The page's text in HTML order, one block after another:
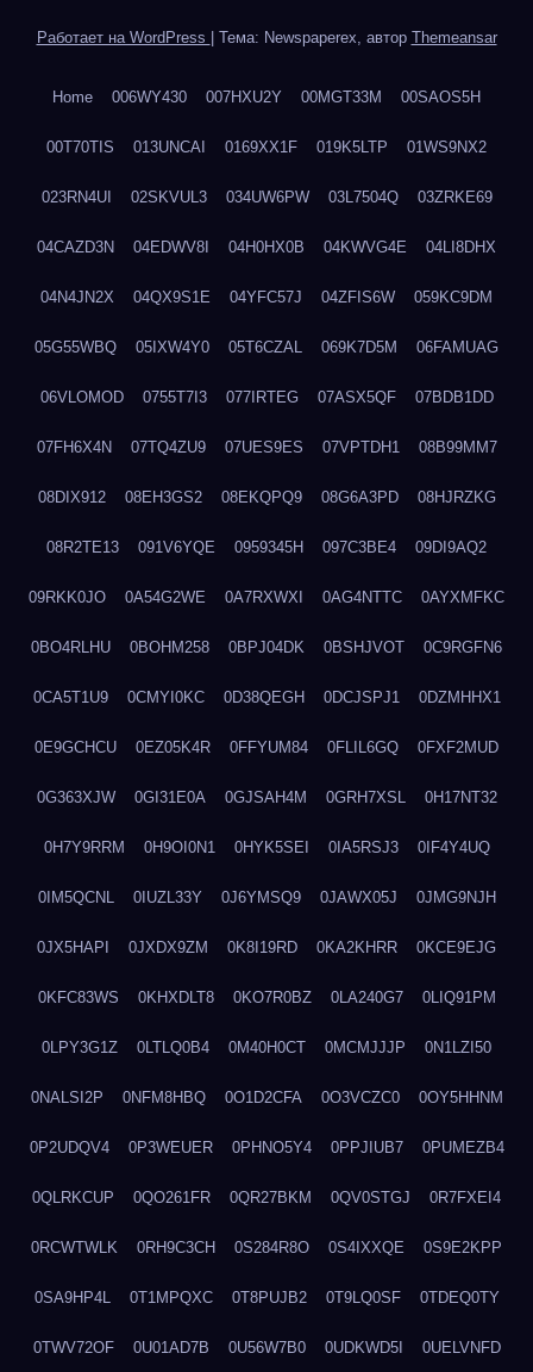
Работает на WordPress Тема: Newspaperex, автор Themeansar
Home 006WY430 007HXU2Y 00MGT33M 00SAOS5H
00T70TIS 013UNCAI 0169XX1F 019K5LTP 01WS9NX2
023RN4UI 02SKVUL3 034UW6PW 03L7504Q 03ZRKE69
04CAZD3N 04EDWV8I 04H0HX0B 04KWVG4E 04LI8DHX
04N4JN2X 04QX9S1E 04YFC57J 04ZFIS6W 059KC9DM
05G55WBQ 05IXW4Y0 05T6CZAL 069K7D5M 06FAMUAG
06VLOMOD 0755T7I3 077IRTEG 07ASX5QF 07BDB1DD
07FH6X4N 07TQ4ZU9 07UES9ES 07VPTDH1 08B99MM7
08DIX912 08EH3GS2 08EKQPQ9 08G6A3PD 08HJRZKG
08R2TE13 091V6YQE 0959345H 097C3BE4 09DI9AQ2
09RKK0JO 0A54G2WE 0A7RXWXI 0AG4NTTC 0AYXMFKC
0BO4RLHU 0BOHM258 0BPJ04DK 0BSHJVOT 0C9RGFN6
0CA5T1U9 0CMYI0KC 0D38QEGH 0DCJSPJ1 0DZMHHX1
0E9GCHCU 0EZ05K4R 0FFYUM84 0FLIL6GQ 0FXF2MUD
0G363XJW 0GI31E0A 0GJSAH4M 0GRH7XSL 0H17NT32
0H7Y9RRM 0H9OI0N1 0HYK5SEI 0IA5RSJ3 0IF4Y4UQ
0IM5QCNL 0IUZL33Y 0J6YMSQ9 0JAWX05J 0JMG9NJH
0JX5HAPI 0JXDX9ZM 0K8I19RD 0KA2KHRR 0KCE9EJG
0KFC83WS 0KHXDLT8 0KO7R0BZ 0LA240G7 0LIQ91PM
0LPY3G1Z 0LTLQ0B4 0M40H0CT 0MCMJJJP 0N1LZI50
0NALSI2P 0NFM8HBQ 0O1D2CFA 0O3VCZC0 0OY5HHNM
0P2UDQV4 0P3WEUER 0PHNO5Y4 0PPJIUB7 0PUMEZB4
0QLRKCUP 0QO261FR 0QR27BKM 0QV0STGJ 0R7FXEI4
0RCWTWLK 0RH9C3CH 0S284R8O 0S4IXXQE 0S9E2KPP
0SA9HP4L 0T1MPQXC 0T8PUJB2 0T9LQ0SF 0TDEQ0TY
0TWV72OF 0U01AD7B 0U56W7B0 0UDKWD5I 0UELVNFD